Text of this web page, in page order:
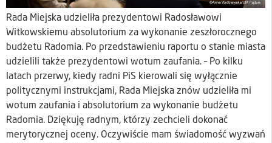
Rada Miejska udzieliła prezydentowi Radosławowi
Witkowskiemu absolutorium za wykonanie zeszłorocznego
budżetu Radomia. Po przedstawieniu raportu o stanie miasta
udzielili także prezydentowi wotum zaufania. – Po kilku
latach przerwy, kiedy radni PiS kierowali się wyłącznie
politycznymi instrukcjami, Rada Miejska znów udzieliła mi
wotum zaufania i absolutorium za wykonanie budżetu
Radomia. Dziękuję radnym, którzy zechcieli dokonać
merytorycznej oceny. Oczywiście mam świadomość wyzwań